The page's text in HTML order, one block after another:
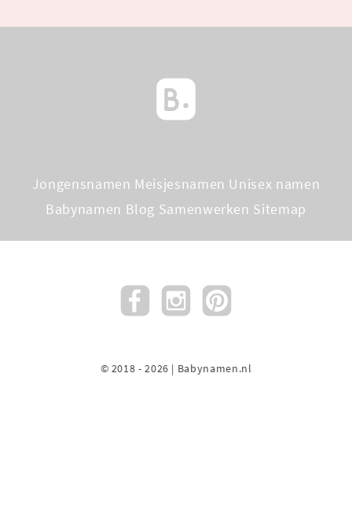
Jongensnamen Meisjesnamen Unisex namen
Babynamen Blog Samenwerken Sitemap
© 2018 - 2026 | Babynamen.nl